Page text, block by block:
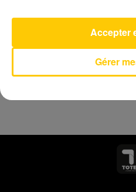
You Don’t
Gérer
Accepter